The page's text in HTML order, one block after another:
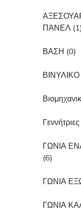
ΠΑΝΕΛ (1)
ΒΑΣΗ (0)
ΓΩΝΙΑ
(6)
ΓΩΝΙΑ
ΓΩΝΙΑ